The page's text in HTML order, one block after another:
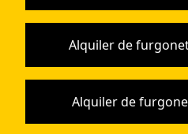
Alquiler de
Alquiler de